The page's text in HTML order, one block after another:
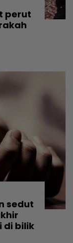
perut
sedut
di bilik